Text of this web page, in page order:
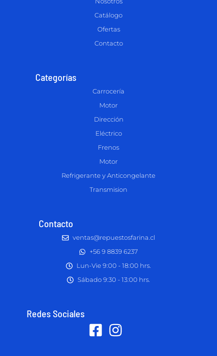
Catálogo
Ofertas
Contacto
Categorías
Carrocería
Motor
Dirección
Eléctrico
Frenos
Motor
Refrigerante y Anticongelante
Transmision
Contacto
ventas@repuestosfarina.cl
+56 9 8839 6237
Lun-Vie 9:00 - 18:00 hrs.
Sábado 9:30 - 13:00 hrs.
Redes Sociales